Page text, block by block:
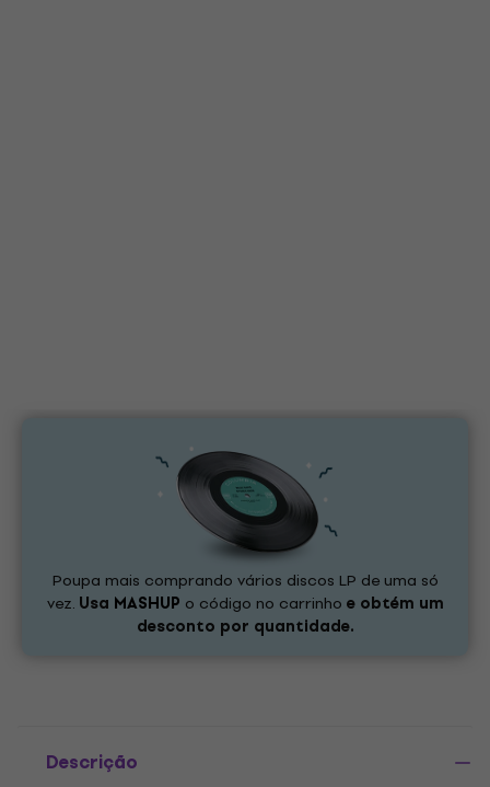
Poupa mais comprando vários discos LP de uma só
vez. Usa MASHUP o código no carrinho e obtém um
desconto por quantidade.
Descrição